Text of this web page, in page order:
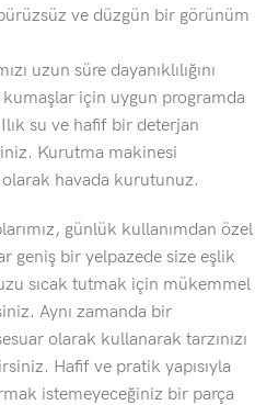
ve düzgün bir görünüm
uzun süre dayanıklılığını
kumaşlar için uygun programda
su ve hafif bir deterjan
Kurutma makinesi
havada kurutunuz.
günlük kullanımdan özel
geniş bir yelpazede size eşlik
sıcak tutmak için mükemmel
Aynı zamanda bir
olarak kullanarak tarzınızı
Hafif ve pratik yapısıyla
istemeyeceğiniz bir parça